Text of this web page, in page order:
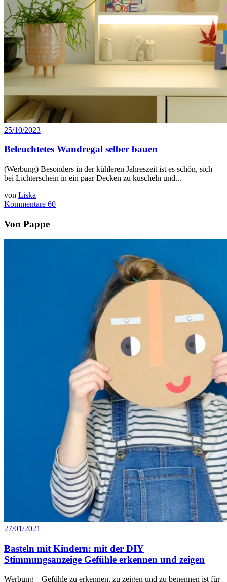
25/10/2023
Beleuchtetes Wandregal selber bauen
(Werbung) Besonders in der kühleren Jahreszeit ist es schön, sich
bei Lichterschein in ein paar Decken zu kuscheln und...
von Liska
Kommentare 60
Von Pappe
27/01/2021
Basteln mit Kindern: mit der DIY
Stimmungsanzeige Gefühle erkennen und zeigen
Werbung – Gefühle zu erkennen, zu zeigen und zu benennen ist für